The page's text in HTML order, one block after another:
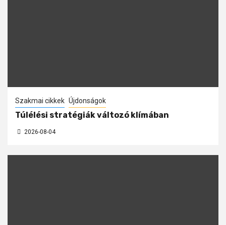
Szakmai cikkek Újdonságok
Túlélési stratégiák változó klímában
2026-08-04